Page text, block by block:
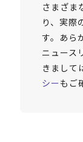
さまざま
り、実際
す。あら
ニュース
きまして
シーもご